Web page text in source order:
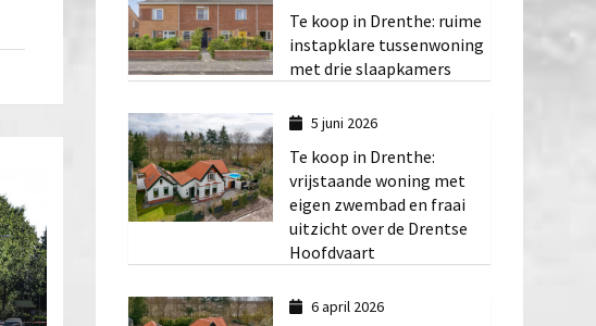
Te koop in Drenthe: ruime
instapklare tussenwoning
met drie slaapkamers
5 juni 2026
Te koop in Drenthe:
vrijstaande woning met
eigen zwembad en fraai
uitzicht over de Drentse
Hoofdvaart
6 april 2026